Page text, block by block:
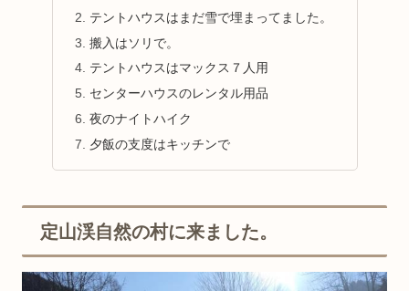
テントハウスはまだ雪で埋まってました。
搬入はソリで。
テントハウスはマックス７人用
センターハウスのレンタル用品
夜のナイトハイク
夕飯の支度はキッチンで
定山渓自然の村に来ました。